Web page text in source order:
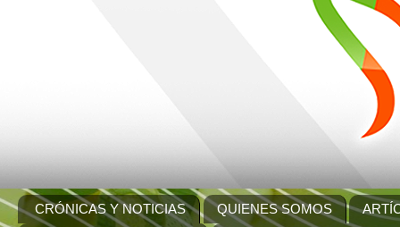
CRÓNICAS Y NOTICIAS QUIENES SOMOS